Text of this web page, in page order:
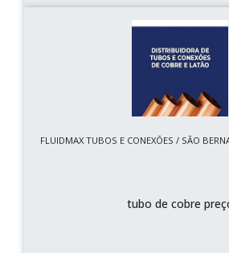
FLUIDMAX TUBOS E CONEXÕES / SÃO
tubo de cobre